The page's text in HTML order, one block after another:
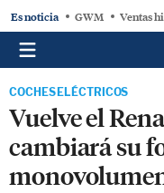
Es noticia GWM Ventas
COCHES ELÉCTRICOS
Vuelve el
cambiará su